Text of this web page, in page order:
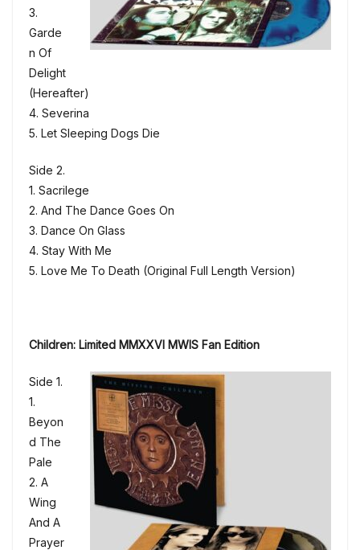
3.
Garde
n Of
Delight
(Hereafter)
4. Severina
5. Let Sleeping Dogs Die
Side 2.
1. Sacrilege
2. And The Dance Goes On
3. Dance On Glass
4. Stay With Me
5. Love Me To Death (Original Full Length Version)
Children: Limited MMXXVI MWIS Fan Edition
Side 1.
1.
Beyon
d The
Pale
2. A
Wing
And A
Prayer